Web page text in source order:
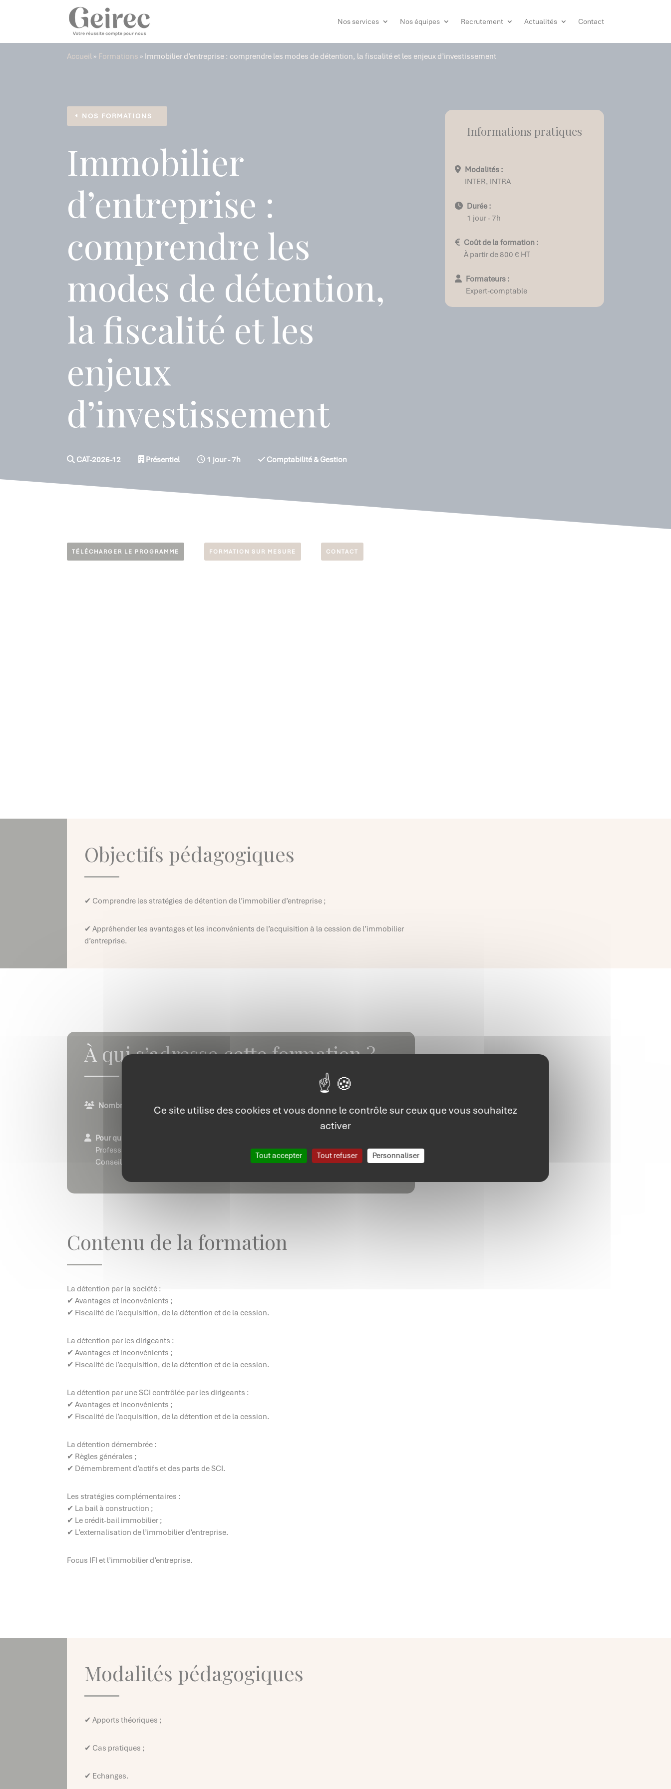
Nos services Nos équipes Recrutement Actualités Contact
Accueil » Formations » Immobilier d’entreprise : comprendre les modes de détention, la fiscalité et les enjeux d’investissement
NOS FORMATIONS
Immobilier
d’entreprise :
comprendre les
modes de détention,
la fiscalité et les
enjeux
d’investissement
CAT-2026-12 Présentiel 1 jour - 7h Comptabilité & Gestion
TÉLÉCHARGER LE PROGRAMME FORMATION SUR MESURE CONTACT
Objectifs pédagogiques
✔ Comprendre les stratégies de détention de l’immobilier d’entreprise ;
✔ Appréhender les avantages et les inconvénients de l’acquisition à la cession de l’immobilier
d’entreprise.
À qui s’adresse cette formation ?
Nombre de participants : Entre 15 et 6 personnes
Pour qui ?
Professionnels de l’immobilier –
Conseillers bancaires – Banquiers privés
Connaissances générales en immobilier
Contenu de la formation
La détention par la société :
✔ Avantages et inconvénients ;
✔ Fiscalité de l’acquisition, de la détention et de la cession.
La détention par les dirigeants :
✔ Avantages et inconvénients ;
✔ Fiscalité de l’acquisition, de la détention et de la cession.
La détention par une SCI contrôlée par les dirigeants :
✔ Avantages et inconvénients ;
✔ Fiscalité de l’acquisition, de la détention et de la cession.
La détention démembrée :
✔ Règles générales ;
✔ Démembrement d’actifs et des parts de SCI.
Les stratégies complémentaires :
✔ La bail à construction ;
✔ Le crédit-bail immobilier ;
✔ L’externalisation de l’immobilier d’entreprise.
Focus IFI et l’immobilier d’entreprise.
Modalités pédagogiques
✔ Apports théoriques ;
✔ Cas pratiques ;
✔ Echanges.
Informations pratiques
Modalités :
INTER, INTRA
Durée :
1 jour - 7h
Coût de la formation :
À partir de 800 € HT
Formateurs :
Expert-comptable
Panneau de gestion des cookies
Ce site utilise des cookies et vous donne le contrôle sur ceux que vous souhaitez
activer
Tout accepter Tout refuser Personnaliser